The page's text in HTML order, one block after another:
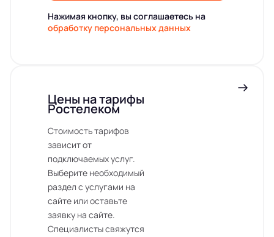
Нажимая кнопку, вы соглашаетесь на
обработку персональных данных
Цены на тарифы
Ростелеком
Стоимость тарифов
зависит от
подключаемых услуг.
Выберите необходимый
раздел с услугами на
сайте или оставьте
заявку на сайте.
Специалисты свяжутся